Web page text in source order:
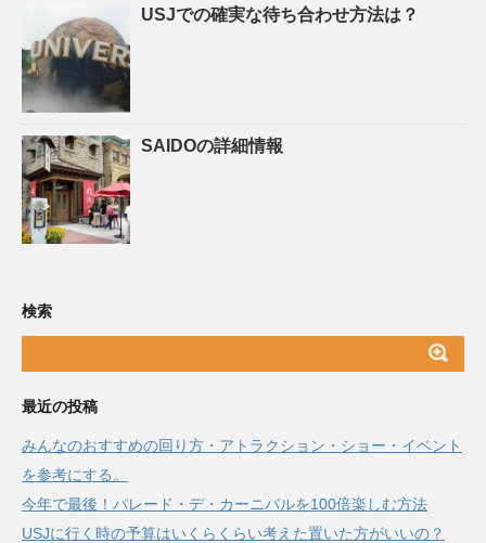
USJでの確実な待ち合わせ方法は？
SAIDOの詳細情報
検索
最近の投稿
みんなのおすすめの回り方・アトラクション・ショー・イベント
を参考にする。
今年で最後！パレード・デ・カーニバルを100倍楽しむ方法
USJに行く時の予算はいくらくらい考えた置いた方がいいの？